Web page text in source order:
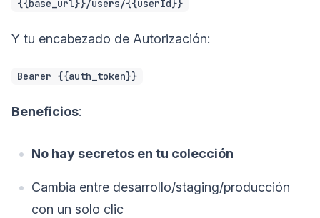
{{base_url}}/users/{{userId}}
Y tu encabezado de Autorización:
Bearer {{auth_token}}
Beneficios:
No hay secretos en tu colección
Cambia entre desarrollo/staging/producción
con un solo clic